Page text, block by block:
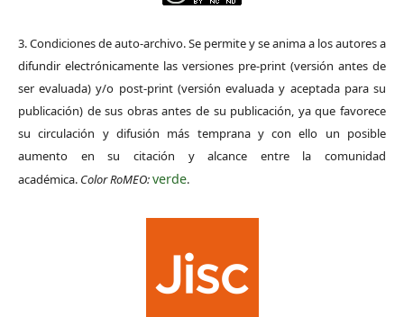
3. Condiciones de auto-archivo. Se permite y se anima a los autores a
difundir electrónicamente las versiones pre-print (versión antes de
ser evaluada) y/o post-print (versión evaluada y aceptada para su
publicación) de sus obras antes de su publicación, ya que favorece
su circulación y difusión más temprana y con ello un posible
aumento en su citación y alcance entre la comunidad
académica. Color RoMEO:verde.